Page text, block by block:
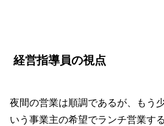
経営指導員の視点
夜間の営業は順調であるが、もう
いう事業主の希望でランチ営業す